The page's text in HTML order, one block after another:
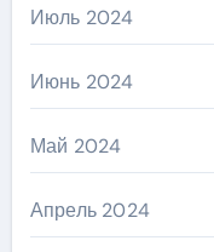
Июль 2024
Июнь 2024
Май 2024
Апрель 2024